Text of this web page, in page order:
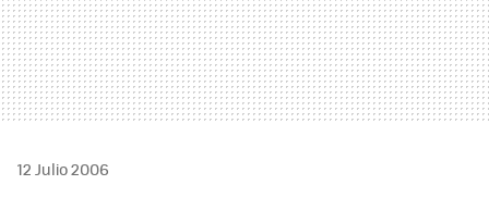
12 Julio 2006